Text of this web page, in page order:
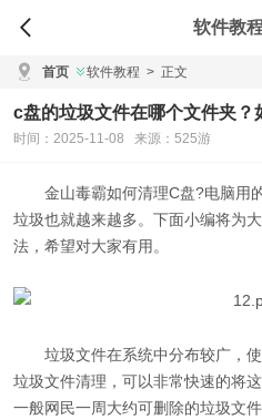
软件教
首页 软件教程 > 正文
c盘的垃圾文件在哪个文件夹
时间：2025-11-08 来源：525游
金山毒霸如何清理C盘?电脑用
垃圾也就越来越多。下面小编将为
法，希望对大家有用。
垃圾文件在系统中分布较广，使
垃圾文件清理，可以非常快速的将
一般网民一周大约可删除的垃圾文